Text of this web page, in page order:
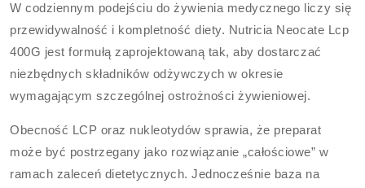
W codziennym podejściu do żywienia medycznego liczy się
przewidywalność i kompletność diety. Nutricia Neocate Lcp
400G jest formułą zaprojektowaną tak, aby dostarczać
niezbędnych składników odżywczych w okresie
wymagającym szczególnej ostrożności żywieniowej.
Obecność LCP oraz nukleotydów sprawia, że preparat
może być postrzegany jako rozwiązanie „całościowe” w
ramach zaleceń dietetycznych. Jednocześnie baza na